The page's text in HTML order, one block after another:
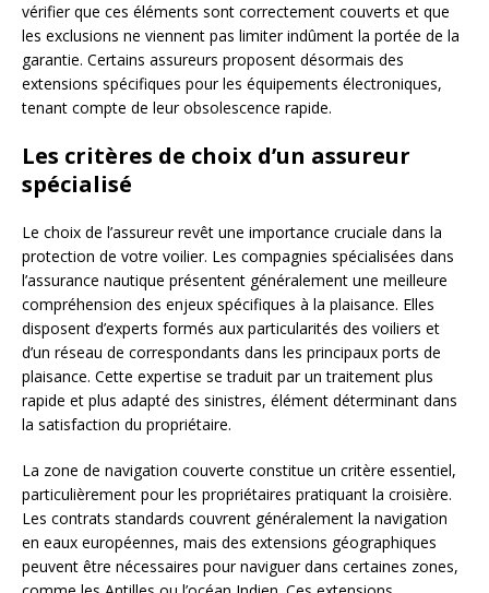
vérifier que ces éléments sont correctement couverts et que
les exclusions ne viennent pas limiter indûment la portée de la
garantie. Certains assureurs proposent désormais des
extensions spécifiques pour les équipements électroniques,
tenant compte de leur obsolescence rapide.
Les critères de choix d’un assureur
spécialisé
Le choix de l’assureur revêt une importance cruciale dans la
protection de votre voilier. Les compagnies spécialisées dans
l’assurance nautique présentent généralement une meilleure
compréhension des enjeux spécifiques à la plaisance. Elles
disposent d’experts formés aux particularités des voiliers et
d’un réseau de correspondants dans les principaux ports de
plaisance. Cette expertise se traduit par un traitement plus
rapide et plus adapté des sinistres, élément déterminant dans
la satisfaction du propriétaire.
La zone de navigation couverte constitue un critère essentiel,
particulièrement pour les propriétaires pratiquant la croisière.
Les contrats standards couvrent généralement la navigation
en eaux européennes, mais des extensions géographiques
peuvent être nécessaires pour naviguer dans certaines zones,